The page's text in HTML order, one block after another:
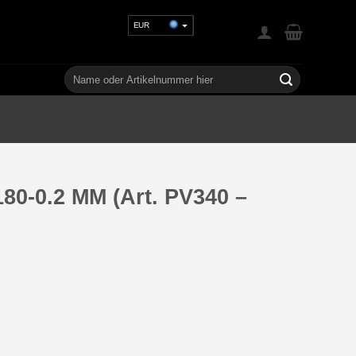
EUR
GBP
Suchen
nach:
0.2 MM (Art. PV340 –